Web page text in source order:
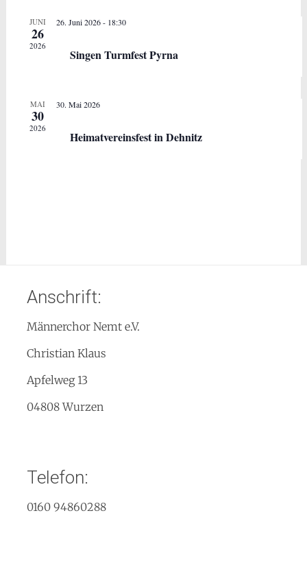
JUNI
26
2026
26. Juni 2026 - 18:30
Singen Turmfest Pyrna
MAI
30
2026
30. Mai 2026
Heimatvereinsfest in Dehnitz
Anschrift:
Männerchor Nemt e.V.
Christian Klaus
Apfelweg 13
04808 Wurzen
Telefon:
0160 94860288